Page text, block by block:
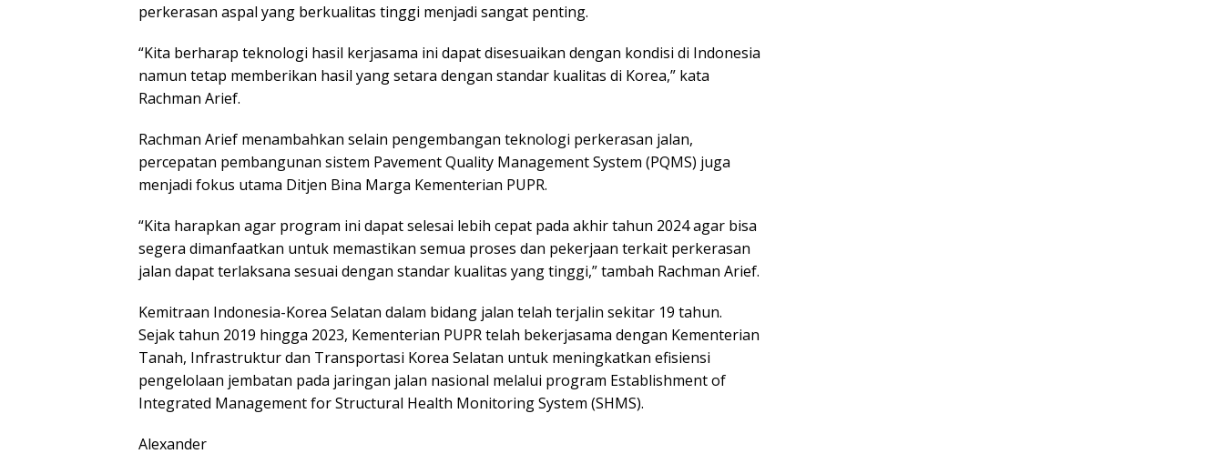
perkerasan aspal yang berkualitas tinggi menjadi sangat penting.
“Kita berharap teknologi hasil kerjasama ini dapat disesuaikan dengan kondisi di Indonesia
namun tetap memberikan hasil yang setara dengan standar kualitas di Korea,” kata
Rachman Arief.
Rachman Arief menambahkan selain pengembangan teknologi perkerasan jalan,
percepatan pembangunan sistem Pavement Quality Management System (PQMS) juga
menjadi fokus utama Ditjen Bina Marga Kementerian PUPR.
“Kita harapkan agar program ini dapat selesai lebih cepat pada akhir tahun 2024 agar bisa
segera dimanfaatkan untuk memastikan semua proses dan pekerjaan terkait perkerasan
jalan dapat terlaksana sesuai dengan standar kualitas yang tinggi,” tambah Rachman Arief.
Kemitraan Indonesia-Korea Selatan dalam bidang jalan telah terjalin sekitar 19 tahun.
Sejak tahun 2019 hingga 2023, Kementerian PUPR telah bekerjasama dengan Kementerian
Tanah, Infrastruktur dan Transportasi Korea Selatan untuk meningkatkan efisiensi
pengelolaan jembatan pada jaringan jalan nasional melalui program Establishment of
Integrated Management for Structural Health Monitoring System (SHMS).
Alexander